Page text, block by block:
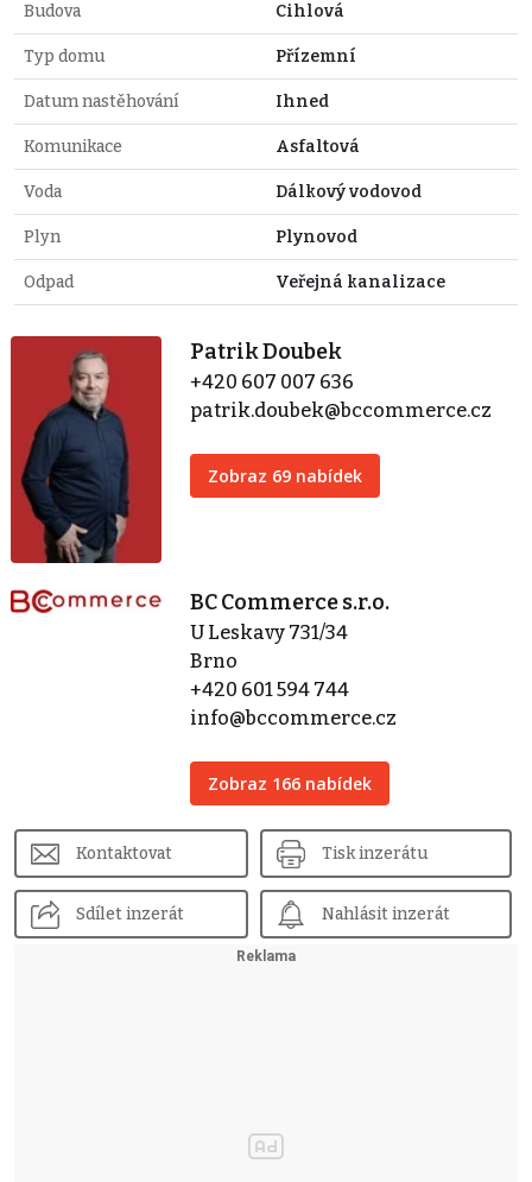
Budova Cihlová
Typ domu Přízemní
Datum nastěhování Ihned
Komunikace Asfaltová
Voda Dálkový vodovod
Plyn Plynovod
Odpad Veřejná kanalizace
Patrik Doubek
+420 607 007 636
patrik.doubek@bccommerce.cz
Zobraz 69 nabídek
BC Commerce s.r.o.
U Leskavy 731/34
Brno
+420 601 594 744
info@bccommerce.cz
Zobraz 166 nabídek
Kontaktovat Tisk inzerátu
Sdílet inzerát Nahlásit inzerát